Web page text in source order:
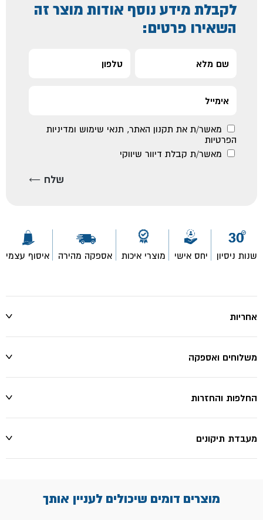
לקבלת מידע נוסף אודות מוצר זה
השאירו פרטים:
מאשר/ת את תקנון האתר, תנאי שימוש ומדיניות
הפרטיות
מאשר/ת קבלת דיוור שיווקי
שנות ניסיון יחס אישי מוצרי איכות אספקה מהירה איסוף עצמי
אחריות
משלוחים ואספקה
החלפות והחזרות
מעבדת תיקונים
מוצרים דומים שיכולים לעניין אותך